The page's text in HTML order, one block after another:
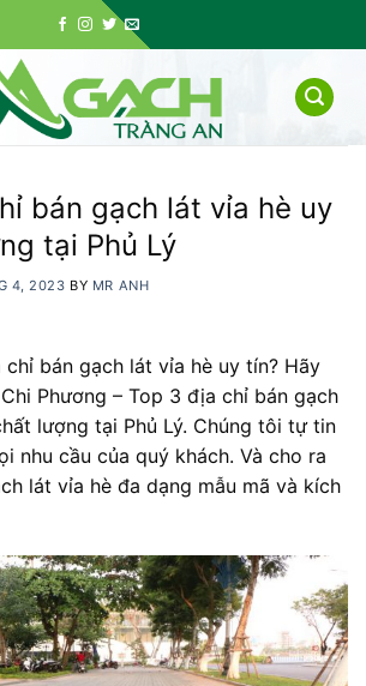
bán gạch lát vỉa hè uy
tại Phủ Lý
4, 2023 BY MR ANH
bán gạch lát vỉa hè uy tín? Hãy
Phương – Top 3 địa chỉ bán gạch
lượng tại Phủ Lý. Chúng tôi tự tin
nhu cầu của quý khách. Và cho ra
lát vỉa hè đa dạng mẫu mã và kích